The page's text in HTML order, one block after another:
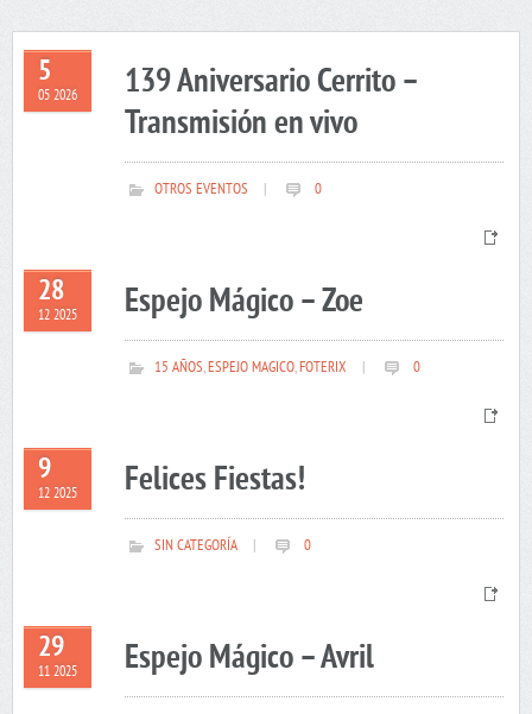
5
05 2026
139 Aniversario Cerrito –
Transmisión en vivo
OTROS EVENTOS 0
28
12 2025 Espejo Mágico – Zoe
15 AÑOS,ESPEJO MAGICO,FOTERIX 0
9
12 2025 Felices Fiestas!
SIN CATEGORÍA 0
29
11 2025 Espejo Mágico – Avril